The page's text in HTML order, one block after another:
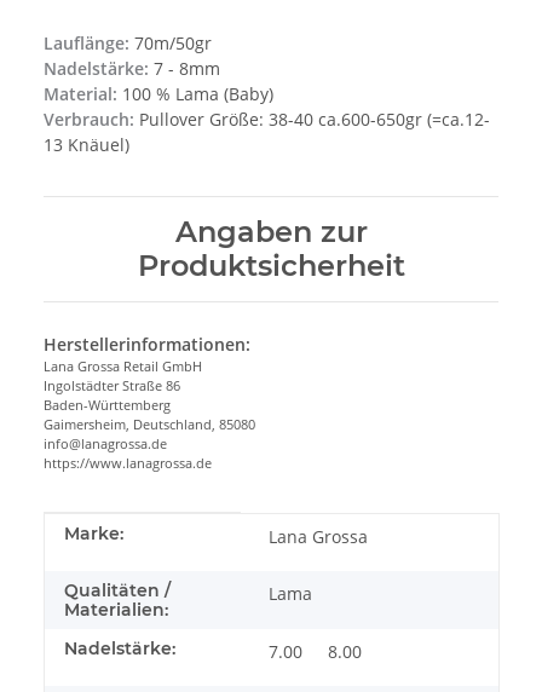
Lauflänge: 70m/50gr
Nadelstärke: 7 - 8mm
Material: 100 % Lama (Baby)
Verbrauch: Pullover Größe: 38-40 ca.600-650gr (=ca.12-
13 Knäuel)
Angaben zur
Produktsicherheit
Herstellerinformationen:
Lana Grossa Retail GmbH
Ingolstädter Straße 86
Baden-Württemberg
Gaimersheim, Deutschland, 85080
info@lanagrossa.de
https://www.lanagrossa.de
Produkteigenschaft
Wert
Marke: Lana Grossa
Qualitäten /
Materialien:
Lama
Nadelstärke: 7.00 8.00